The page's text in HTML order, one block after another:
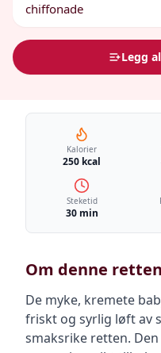
chiffonade
Legg
Kalorier
250 kcal
Steketid
30 min
Om denne retten
De myke, kremete
friskt og syrlig løft av
smaksrike retten.